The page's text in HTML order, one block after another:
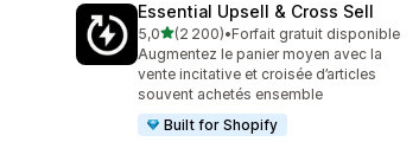
Essential Upsell & Cross Sell
5,0étoile(s) sur 5
(2 200)
2200 avis au total
•Forfait gratuit disponible
Augmentez le panier moyen avec la
vente incitative et croisée d’articles
souvent achetés ensemble
Built for Shopify